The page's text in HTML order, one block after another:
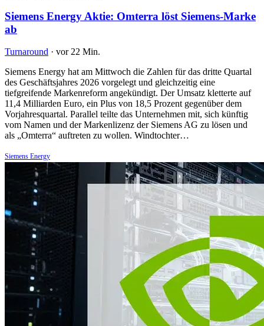
Siemens Energy Aktie: Omterra löst Siemens-Marke
ab
Turnaround · vor 22 Min.
Siemens Energy hat am Mittwoch die Zahlen für das dritte Quartal
des Geschäftsjahres 2026 vorgelegt und gleichzeitig eine
tiefgreifende Markenreform angekündigt. Der Umsatz kletterte auf
11,4 Milliarden Euro, ein Plus von 18,5 Prozent gegenüber dem
Vorjahresquartal. Parallel teilte das Unternehmen mit, sich künftig
vom Namen und der Markenlizenz der Siemens AG zu lösen und
als „Omterra“ auftreten zu wollen. Windtochter…
Siemens Energy